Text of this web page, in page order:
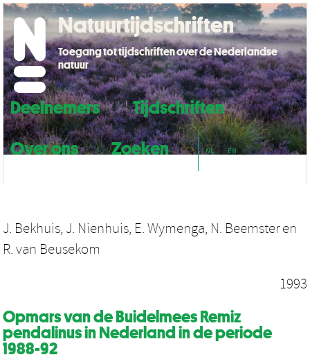
Deelnemers
Tijdschriften
Over ons
Zoeken NL EN
Natuurtijdschriften
Toegang tot tijdschriften over de Nederlandse
natuur
J. Bekhuis, J. Nienhuis, E. Wymenga, N. Beemsteren
R. van Beusekom
1993
Opmars van de Buidelmees Remiz
pendalinus in Nederland in de periode
1988-92